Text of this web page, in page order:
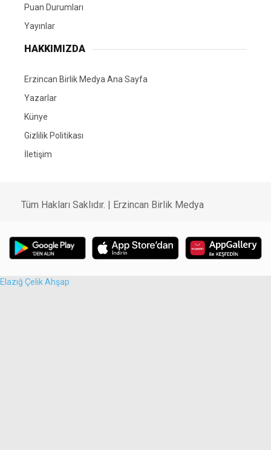
Puan Durumları
Yayınlar
HAKKIMIZDA
Erzincan Birlik Medya Ana Sayfa
Yazarlar
Künye
Gizlilik Politikası
İletişim
Tüm Hakları Saklıdır. | Erzincan Birlik Medya
Elazığ Çelik Ahşap